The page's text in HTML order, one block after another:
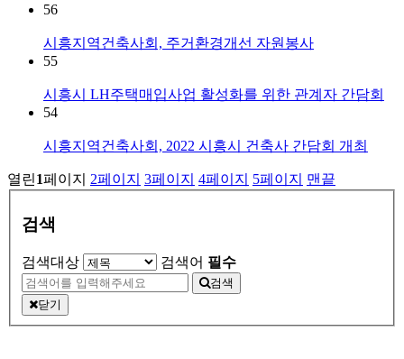
56
시흥지역건축사회, 주거환경개선 자원봉사
55
시흥시 LH주택매입사업 활성화를 위한 관계자 간담회
54
시흥지역건축사회, 2022 시흥시 건축사 간담회 개최
열린1페이지 2페이지 3페이지 4페이지 5페이지 맨끝
검색
검색대상 검색어 필수
검색
닫기